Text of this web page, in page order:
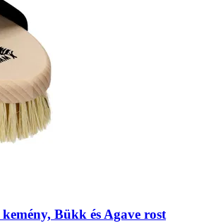
kemény, Bükk és Agave rost